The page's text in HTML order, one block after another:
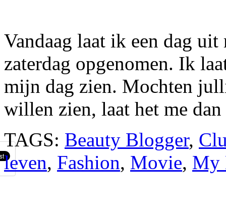
Vandaag laat ik een dag
zaterdag opgenomen. Ik
mijn dag zien. Mochten
willen zien, laat het me
TAGS: Beauty Blogger,
leven, Fashion, Movie, My